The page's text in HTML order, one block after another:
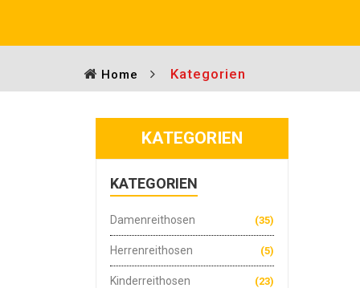
Home Kategorien
KATEGORIEN
KATEGORIEN
(35)
Damenreithosen
(5)
Herrenreithosen
(23)
Kinderreithosen